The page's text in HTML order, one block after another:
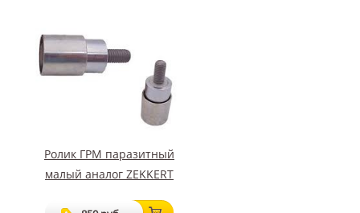
Ролик ГРМ паразитный
малый аналог ZEKKERT